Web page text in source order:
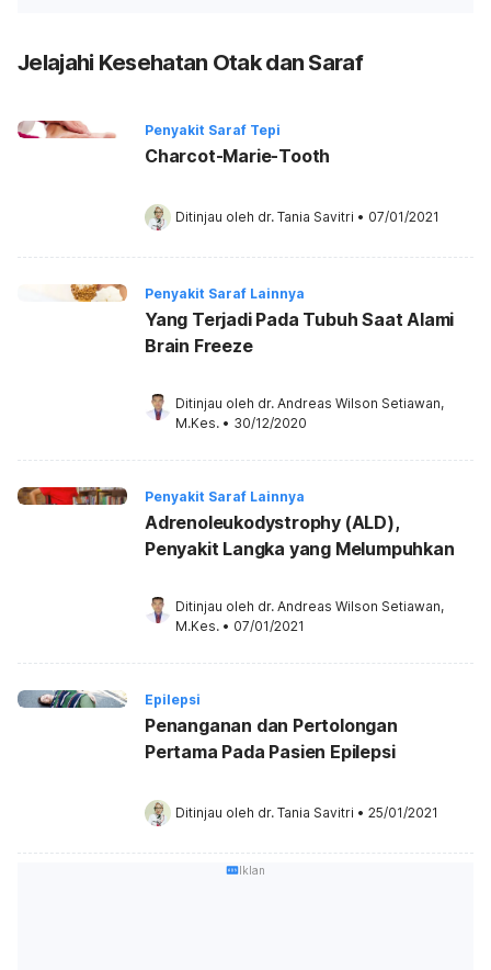
Jelajahi Kesehatan Otak dan Saraf
Penyakit Saraf Tepi
Charcot-Marie-Tooth
Ditinjau oleh dr. Tania Savitri • 07/01/2021
Penyakit Saraf Lainnya
Yang Terjadi Pada Tubuh Saat Alami
Brain Freeze
Ditinjau oleh dr. Andreas Wilson Setiawan,
M.Kes. • 30/12/2020
Penyakit Saraf Lainnya
Adrenoleukodystrophy (ALD),
Penyakit Langka yang Melumpuhkan
Ditinjau oleh dr. Andreas Wilson Setiawan,
M.Kes. • 07/01/2021
Epilepsi
Penanganan dan Pertolongan
Pertama Pada Pasien Epilepsi
Ditinjau oleh dr. Tania Savitri • 25/01/2021
Iklan